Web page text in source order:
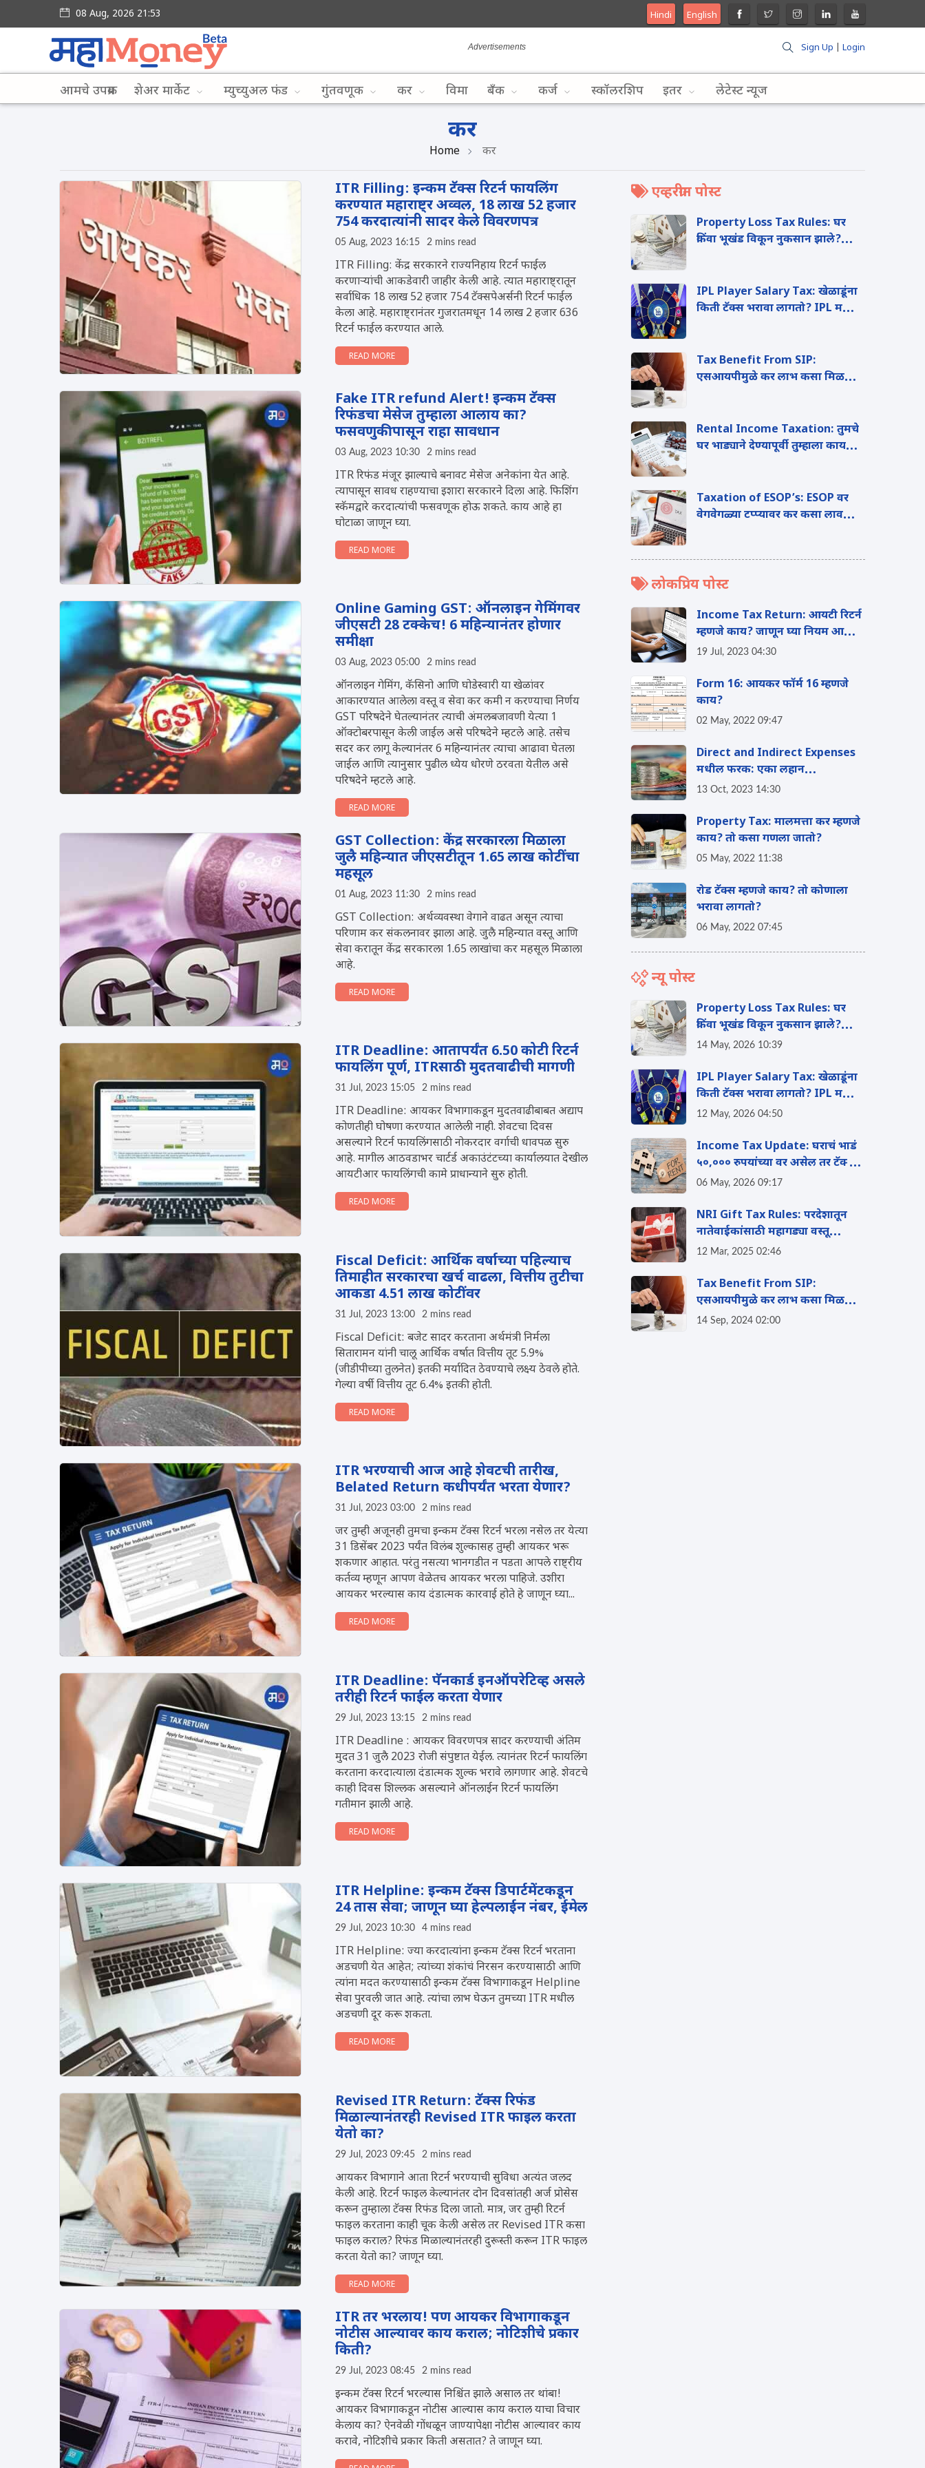
08 Aug, 2026 21:53 Hindi English
Sign Up Login
आमचे उपक्रम शेअर मार्केट म्युच्युअल फंड गुंतवणूक कर विमा बँक कर्ज स्कॉलरशिप इतर लेटेस्ट न्यूज
कर
Home कर
ITR Filling: इन्कम टॅक्स रिटर्न फायलिंग
करण्यात महाराष्ट्र अव्वल, 18 लाख 52 हजार
754 करदात्यांनी सादर केले विवरणपत्र
05 Aug, 2023 16:15 2 mins read
ITR Filling: केंद्र सरकारने राज्यनिहाय रिटर्न फाईल
करणाऱ्यांची आकडेवारी जाहीर केली आहे. त्यात महाराष्ट्रातून
सर्वाधिक 18 लाख 52 हजार 754 टॅक्सपेअर्सनी रिटर्न फाईल
केला आहे. महाराष्ट्रानंतर गुजरातमधून 14 लाख 2 हजार 636
रिटर्न फाईल करण्यात आले.
READ MORE
Fake ITR refund Alert! इन्कम टॅक्स
रिफंडचा मेसेज तुम्हाला आलाय का?
फसवणुकीपासून राहा सावधान
03 Aug, 2023 10:30 2 mins read
ITR रिफंड मंजूर झाल्याचे बनावट मेसेज अनेकांना येत आहे.
त्यापासून सावध राहण्याचा इशारा सरकारने दिला आहे. फिशिंग
स्कॅमद्वारे करदात्यांची फसवणूक होऊ शकते. काय आहे हा
घोटाळा जाणून घ्या.
READ MORE
Online Gaming GST: ऑनलाइन गेमिंगवर
जीएसटी 28 टक्केच! 6 महिन्यानंतर होणार
समीक्षा
03 Aug, 2023 05:00 2 mins read
ऑनलाइन गेमिंग, कॅसिनो आणि घोडेस्वारी या खेळांवर
आकारण्यात आलेला वस्तू व सेवा कर कमी न करण्याचा निर्णय
GST परिषदेने घेतल्यानंतर त्याची अंमलबजावणी येत्या 1
ऑक्टोबरपासून केली जाईल असे परिषदेने म्हटले आहे. तसेच
सदर कर लागू केल्यानंतर 6 महिन्यानंतर त्याचा आढावा घेतला
जाईल आणि त्यानुसार पुढील ध्येय धोरणे ठरवता येतील असे
परिषदेने म्हटले आहे.
READ MORE
GST Collection: केंद्र सरकारला मिळाला
जुलै महिन्यात जीएसटीतून 1.65 लाख कोटींचा
महसूल
01 Aug, 2023 11:30 2 mins read
GST Collection: अर्थव्यवस्था वेगाने वाढत असून त्याचा
परिणाम कर संकलनावर झाला आहे. जुलै महिन्यात वस्तू आणि
सेवा करातून केंद्र सरकारला 1.65 लाखांचा कर महसूल मिळाला
आहे.
READ MORE
ITR Deadline: आतापर्यंत 6.50 कोटी रिटर्न
फायलिंग पूर्ण, ITRसाठी मुदतवाढीची मागणी
31 Jul, 2023 15:05 2 mins read
ITR Deadline: आयकर विभागाकडून मुदतवाढीबाबत अद्याप
कोणतीही घोषणा करण्यात आलेली नाही. शेवटचा दिवस
असल्याने रिटर्न फायलिंगसाठी नोकरदार वर्गाची धावपळ सुरु
आहे. मागील आठवडाभर चार्टर्ड अकाउंटंटच्या कार्यालयात देखील
आयटीआर फायलिंगची कामे प्राधान्याने सुरु होती.
READ MORE
Fiscal Deficit: आर्थिक वर्षाच्या पहिल्याच
तिमाहीत सरकारचा खर्च वाढला, वित्तीय तुटीचा
आकडा 4.51 लाख कोटींवर
31 Jul, 2023 13:00 2 mins read
Fiscal Deficit: बजेट सादर करताना अर्थमंत्री निर्मला
सितारामन यांनी चालू आर्थिक वर्षात वित्तीय तूट 5.9%
(जीडीपीच्या तुलनेत) इतकी मर्यादित ठेवण्याचे लक्ष्य ठेवले होते.
गेल्या वर्षी वित्तीय तूट 6.4% इतकी होती.
READ MORE
ITR भरण्याची आज आहे शेवटची तारीख,
Belated Return कधीपर्यंत भरता येणार?
31 Jul, 2023 03:00 2 mins read
जर तुम्ही अजूनही तुमचा इन्कम टॅक्स रिटर्न भरला नसेल तर येत्या
31 डिसेंबर 2023 पर्यंत विलंब शुल्कासह तुम्ही आयकर भरू
शकणार आहात. परंतु नसत्या भानगडीत न पडता आपले राष्ट्रीय
कर्तव्य म्हणून आपण वेळेतच आयकर भरला पाहिजे. उशीरा
आयकर भरल्यास काय दंडात्मक कारवाई होते हे जाणून घ्या...
READ MORE
ITR Deadline: पॅनकार्ड इनऑपरेटिव्ह असले
तरीही रिटर्न फाईल करता येणार
29 Jul, 2023 13:15 2 mins read
ITR Deadline : आयकर विवरणपत्र सादर करण्याची अंतिम
मुदत 31 जुलै 2023 रोजी संपुष्टात येईल. त्यानंतर रिटर्न फायलिंग
करताना करदात्याला दंडात्मक शुल्क भरावे लागणार आहे. शेवटचे
काही दिवस शिल्लक असल्याने ऑनलाईन रिटर्न फायलिंग
गतीमान झाली आहे.
READ MORE
ITR Helpline: इन्कम टॅक्स डिपार्टमेंटकडून
24 तास सेवा; जाणून घ्या हेल्पलाईन नंबर, ईमेल
29 Jul, 2023 10:30 4 mins read
ITR Helpline: ज्या करदात्यांना इन्कम टॅक्स रिटर्न भरताना
अडचणी येत आहेत; त्यांच्या शंकांचं निरसन करण्यासाठी आणि
त्यांना मदत करण्यासाठी इन्कम टॅक्स विभागाकडून Helpline
सेवा पुरवली जात आहे. त्यांचा लाभ घेऊन तुमच्या ITR मधील
अडचणी दूर करू शकता.
READ MORE
Revised ITR Return: टॅक्स रिफंड
मिळाल्यानंतरही Revised ITR फाइल करता
येतो का?
29 Jul, 2023 09:45 2 mins read
आयकर विभागाने आता रिटर्न भरण्याची सुविधा अत्यंत जलद
केली आहे. रिटर्न फाइल केल्यानंतर दोन दिवसांतही अर्ज प्रोसेस
करून तुम्हाला टॅक्स रिफंड दिला जातो. मात्र, जर तुम्ही रिटर्न
फाइल करताना काही चूक केली असेल तर Revised ITR कसा
फाइल कराल? रिफंड मिळाल्यानंतरही दुरूस्ती करून ITR फाइल
करता येतो का? जाणून घ्या.
READ MORE
ITR तर भरलाय! पण आयकर विभागाकडून
नोटीस आल्यावर काय कराल; नोटिशीचे प्रकार
किती?
29 Jul, 2023 08:45 2 mins read
इन्कम टॅक्स रिटर्न भरल्यास निश्चिंत झाले असाल तर थांबा!
आयकर विभागाकडून नोटीस आल्यास काय कराल याचा विचार
केलाय का? ऐनवेळी गोंधळून जाण्यापेक्षा नोटीस आल्यावर काय
करावे, नोटिशीचे प्रकार किती असतात? ते जाणून घ्या.
एव्हरग्रीन पोस्ट
Property Loss Tax Rules: घर
किंवा भूखंड विकून नुकसान झाले?
IPL Player Salary Tax: खेळाडूंना
किती टॅक्स भरावा लागतो? IPL मधील
Tax Benefit From SIP:
एसआयपीमुळे कर लाभ कसा मिळतो?
Rental Income Taxation: तुमचे
घर भाड्याने देण्यापूर्वी तुम्हाला काय
Taxation of ESOP’s: ESOP वर
वेगवेगळ्या टप्प्यावर कर कसा लावला
लोकप्रिय पोस्ट
Income Tax Return: आयटी रिटर्न
म्हणजे काय? जाणून घ्या नियम आणि
प्रकार!
19 Jul, 2023 04:30
Form 16: आयकर फॉर्म 16 म्हणजे
काय?
02 May, 2022 09:47
Direct and Indirect Expenses
मधील फरक: एका लहान
व्यवसायसाठी मार्गदर्शक तत्वे, जाणून
13 Oct, 2023 14:30
Property Tax: मालमत्ता कर म्हणजे
काय? तो कसा गणला जातो?
05 May, 2022 11:38
रोड टॅक्स म्हणजे काय? तो कोणाला
भरावा लागतो?
06 May, 2022 07:45
न्यू पोस्ट
Property Loss Tax Rules: घर
किंवा भूखंड विकून नुकसान झाले?
टेन्शन घेऊ नका, 'या' मार्गाने वाचवू
14 May, 2026 10:39
IPL Player Salary Tax: खेळाडूंना
किती टॅक्स भरावा लागतो? IPL मधील
विदेशी खेळाडूंच्या पगाराचे 'हे' आहे
12 May, 2026 04:50
Income Tax Update: घराचं भाडं
५०,००० रुपयांच्या वर असेल तर टॅक्सचे
नियम काय? जाणून घ्या
06 May, 2026 09:17
NRI Gift Tax Rules: परदेशातून
नातेवाईकांसाठी महागड्या वस्तू
आणताय? 'या' नियमांकडे दुर्लक्ष
12 Mar, 2025 02:46
Tax Benefit From SIP:
एसआयपीमुळे कर लाभ कसा मिळतो?
जाणुन घ्या काय आहेत त्याचे फायदे?
14 Sep, 2024 02:00